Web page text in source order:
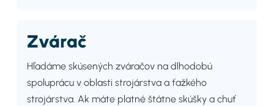
Zvárač
Hľadáme skúsených zváračov na dlhodobú
spoluprácu v oblasti strojárstva a ťažkého
strojárstva. Ak máte platné štátne skúšky a chuť